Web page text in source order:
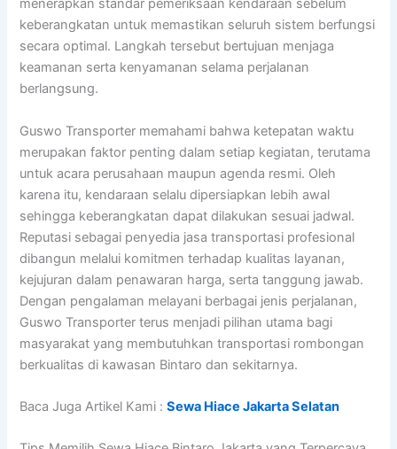
menerapkan standar pemeriksaan kendaraan sebelum
keberangkatan untuk memastikan seluruh sistem berfungsi
secara optimal. Langkah tersebut bertujuan menjaga
keamanan serta kenyamanan selama perjalanan
berlangsung.
Guswo Transporter memahami bahwa ketepatan waktu
merupakan faktor penting dalam setiap kegiatan, terutama
untuk acara perusahaan maupun agenda resmi. Oleh
karena itu, kendaraan selalu dipersiapkan lebih awal
sehingga keberangkatan dapat dilakukan sesuai jadwal.
Reputasi sebagai penyedia jasa transportasi profesional
dibangun melalui komitmen terhadap kualitas layanan,
kejujuran dalam penawaran harga, serta tanggung jawab.
Dengan pengalaman melayani berbagai jenis perjalanan,
Guswo Transporter terus menjadi pilihan utama bagi
masyarakat yang membutuhkan transportasi rombongan
berkualitas di kawasan Bintaro dan sekitarnya.
Baca Juga Artikel Kami :Sewa Hiace Jakarta Selatan